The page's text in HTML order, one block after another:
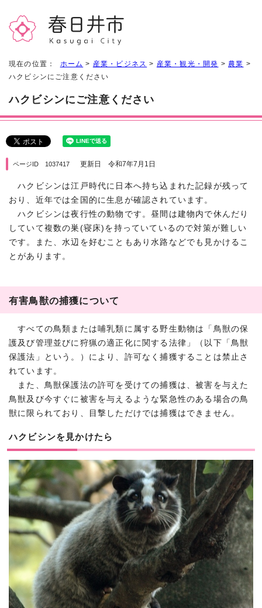
現在の位置： ホーム > 産業・ビジネス > 産業・観光・開発 > 農業 >
ハクビシンにご注意ください
ハクビシンにご注意ください
ページID 1037417 更新日 令和7年7月1日
ハクビシンは江戸時代に日本へ持ち込まれた記録が残って
おり、近年では全国的に生息が確認されています。
ハクビシンは夜行性の動物です。昼間は建物内で休んだり
していて複数の巣(寝床)を持っていているので対策が難しい
です。また、水辺を好むこともあり水路などでも見かけるこ
とがあります。
有害鳥獣の捕獲について
すべての鳥類または哺乳類に属する野生動物は「鳥獣の保
護及び管理並びに狩猟の適正化に関する法律」（以下「鳥獣
保護法」という。）により、許可なく捕獲することは禁止さ
れています。
また、鳥獣保護法の許可を受けての捕獲は、被害を与えた
鳥獣及び今すぐに被害を与えるような緊急性のある場合の鳥
獣に限られており、目撃しただけでは捕獲はできません。
ハクビシンを見かけたら